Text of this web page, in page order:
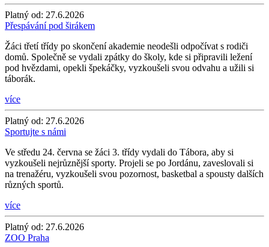
Platný od: 27.6.2026
Přespávání pod širákem
Žáci třetí třídy po skončení akademie neodešli odpočívat s rodiči
domů. Společně se vydali zpátky do školy, kde si připravili ležení
pod hvězdami, opekli špekáčky, vyzkoušeli svou odvahu a užili si
táborák.
více
Platný od: 27.6.2026
Sportujte s námi
Ve středu 24. června se žáci 3. třídy vydali do Tábora, aby si
vyzkoušeli nejrůznější sporty. Projeli se po Jordánu, zaveslovali si
na trenažéru, vyzkoušeli svou pozornost, basketbal a spousty dalších
různých sportů.
více
Platný od: 27.6.2026
ZOO Praha